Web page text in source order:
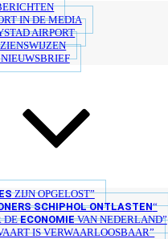
IN DE MEDIA
AIRPORT
ZIJN OPGELOST”
SCHIPHOL ONTLASTEN“
DEECONOMIEVAN NEDERLAND”
IS VERWAARLOOSBAAR”